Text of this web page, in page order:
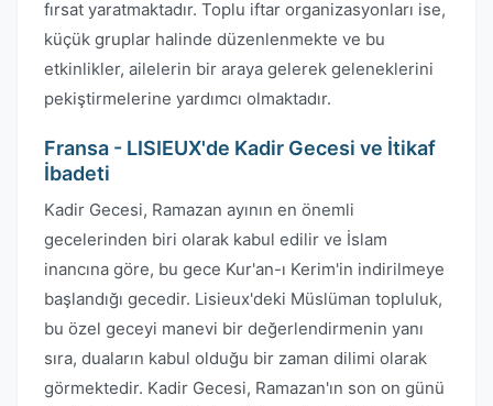
fırsat yaratmaktadır. Toplu iftar organizasyonları ise,
küçük gruplar halinde düzenlenmekte ve bu
etkinlikler, ailelerin bir araya gelerek geleneklerini
pekiştirmelerine yardımcı olmaktadır.
Fransa - LISIEUX'de Kadir Gecesi ve İtikaf
İbadeti
Kadir Gecesi, Ramazan ayının en önemli
gecelerinden biri olarak kabul edilir ve İslam
inancına göre, bu gece Kur'an-ı Kerim'in indirilmeye
başlandığı gecedir. Lisieux'deki Müslüman topluluk,
bu özel geceyi manevi bir değerlendirmenin yanı
sıra, duaların kabul olduğu bir zaman dilimi olarak
görmektedir. Kadir Gecesi, Ramazan'ın son on günü